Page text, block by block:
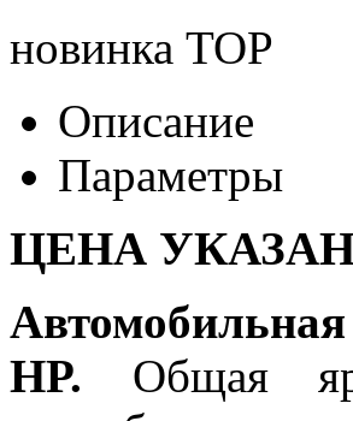
новинка TOP
Описание
Параметры
ЦЕНА
HP. Общая